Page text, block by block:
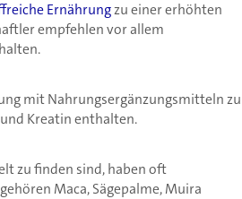
Ernährungzu einer erhöhten
empfehlen vor allem
mit Nahrungsergänzungsmitteln zu
Kreatin enthalten.
zu finden sind, haben oft
Maca, Sägepalme, Muira